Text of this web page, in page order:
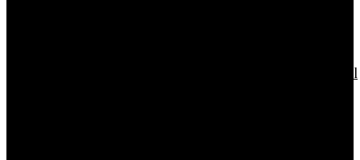
Las misiones espaciales clave que transformaron el